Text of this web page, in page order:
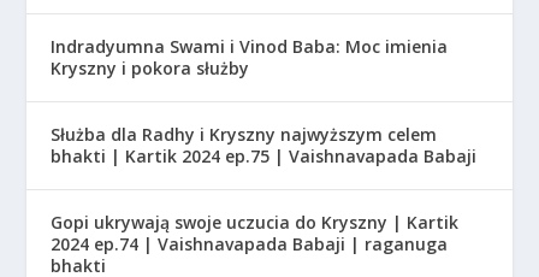
Indradyumna Swami i Vinod Baba: Moc imienia
Kryszny i pokora służby
Służba dla Radhy i Kryszny najwyższym celem
bhakti | Kartik 2024 ep.75 | Vaishnavapada Babaji
Gopi ukrywają swoje uczucia do Kryszny | Kartik
2024 ep.74 | Vaishnavapada Babaji | raganuga
bhakti